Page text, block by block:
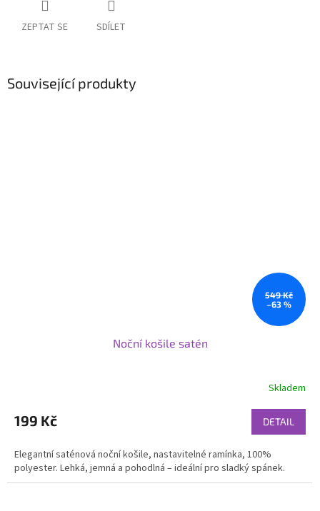
ZEPTAT SE SDÍLET
Související produkty
549 Kč
–63 %
Noční košile satén
Skladem
199 Kč DETAIL
Elegantní saténová noční košile, nastavitelné ramínka, 100%
polyester. Lehká, jemná a pohodlná – ideální pro sladký spánek.